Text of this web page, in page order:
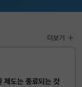
제도는 종료되는 것
더보기